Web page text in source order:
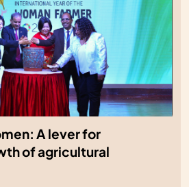
A lever for
of agricultural